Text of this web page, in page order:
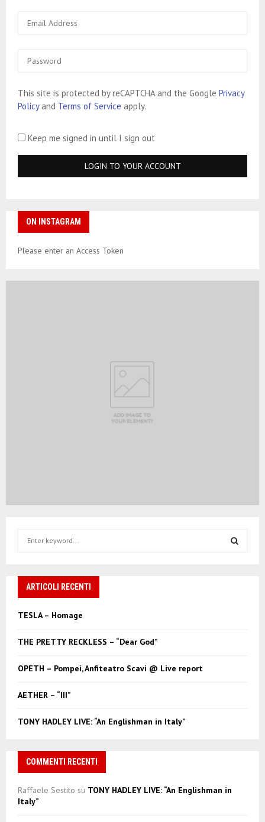
This site is protected by reCAPTCHA and the Google Privacy
Policyand Terms of Service apply.
Keep me signed in until I sign out
ON INSTAGRAM
Please enter an Access Token
h
o
ARTICOLI RECENTI
TESLA – Homage
THE PRETTY RECKLESS – “Dear God”
OPETH – Pompei, Anfiteatro Scavi @ Live report
AETHER – “III”
TONY HADLEY LIVE: “An Englishman in Italy”
COMMENTI RECENTI
Raffaele Sestito su TONY HADLEY LIVE: “An Englishman in
Italy”